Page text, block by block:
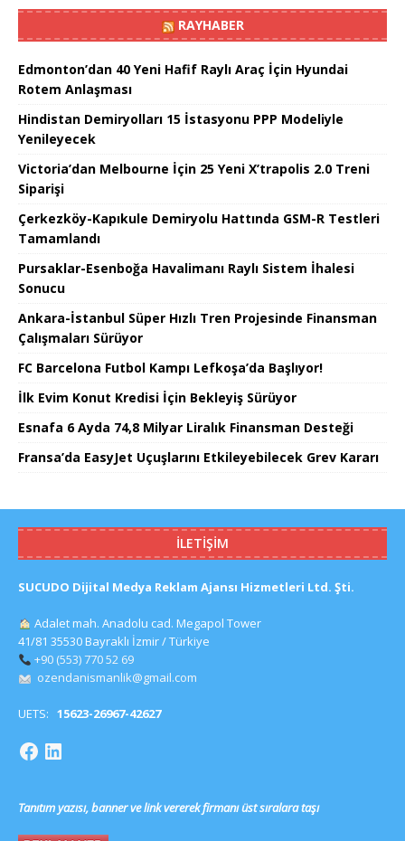
RAYHABER
Edmonton’dan 40 Yeni Hafif Raylı Araç İçin Hyundai
Rotem Anlaşması
Hindistan Demiryolları 15 İstasyonu PPP Modeliyle
Yenileyecek
Victoria’dan Melbourne İçin 25 Yeni X’trapolis 2.0 Treni
Siparişi
Çerkezköy-Kapıkule Demiryolu Hattında GSM-R Testleri
Tamamlandı
Pursaklar-Esenboğa Havalimanı Raylı Sistem İhalesi
Sonucu
Ankara-İstanbul Süper Hızlı Tren Projesinde Finansman
Çalışmaları Sürüyor
FC Barcelona Futbol Kampı Lefkoşa’da Başlıyor!
İlk Evim Konut Kredisi İçin Bekleyiş Sürüyor
Esnafa 6 Ayda 74,8 Milyar Liralık Finansman Desteği
Fransa’da EasyJet Uçuşlarını Etkileyebilecek Grev Kararı
İLETIŞIM
SUCUDO Dijital Medya Reklam Ajansı Hizmetleri Ltd. Şti.
Adalet mah. Anadolu cad. Megapol Tower
41/81 35530 Bayraklı İzmir / Türkiye
+90 (553) 770 52 69
ozendanismanlik@gmail.com
UETS: 15623-26967-42627
Tanıtım yazısı, banner ve link vererek firmanı üst sıralara taşı